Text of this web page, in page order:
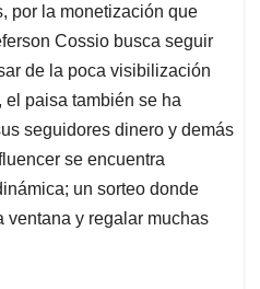
por la monetización que
Cossio busca seguir
de la poca visibilización
el paisa también se ha
seguidores dinero y demás
se encuentra
un sorteo donde
ventana y regalar muchas